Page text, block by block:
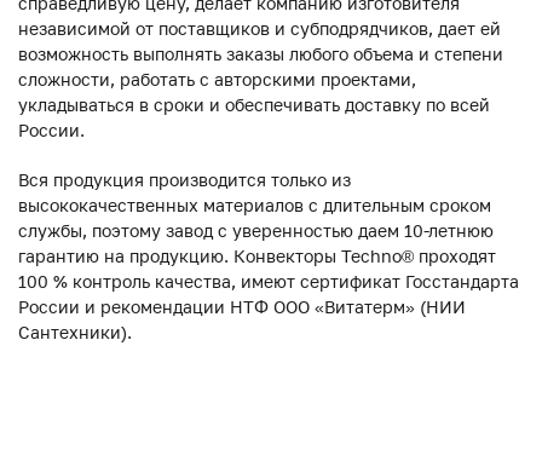
независимой от поставщиков и субподрядчиков, дает ей
возможность выполнять заказы любого объема и степени
сложности, работать с авторскими проектами,
укладываться в сроки и обеспечивать доставку по всей
России.
Вся продукция производится только из
высококачественных материалов с длительным сроком
службы, поэтому завод с уверенностью даем 10-летнюю
гарантию на продукцию. Конвекторы Techno® проходят
100 % контроль качества, имеют сертификат Госстандарта
России и рекомендации НТФ ООО «Витатерм» (НИИ
Сантехники).